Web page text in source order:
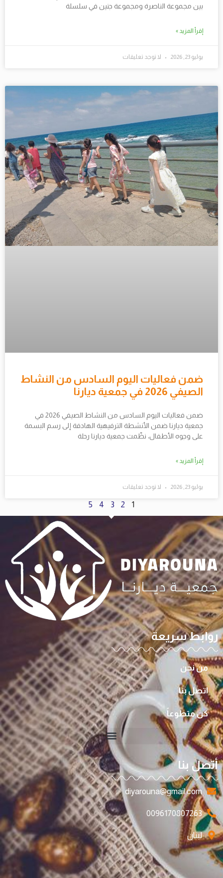
بين مجموعة الناصرة ومجموعة جنين في سلسلة
إقرأ المزيد »
يوليو 23, 2026 لا توجد تعليقات
ضمن فعاليات اليوم السادس من النشاط
الصيفي 2026 في جمعية ديارنا
ضمن فعاليات اليوم السادس من النشاط الصيفي 2026 في
جمعية ديارنا ضمن الأنشطة الترفيهية الهادفة إلى رسم البسمة
على وجوه الأطفال، نظّمت جمعية ديارنا رحلة
إقرأ المزيد »
يوليو 23, 2026 لا توجد تعليقات
1
2
3
4
5
روابط سريعة
من نحن
اتصل بنا
كن متطوعاً
أتصل بنا
diyarouna@gmail.com
0096170807263
لبنان